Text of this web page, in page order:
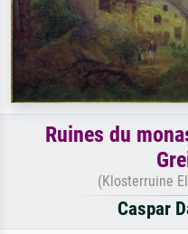
Ruines du
(Klosterruine
Caspar